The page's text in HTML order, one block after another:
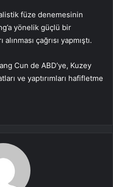
füze denemesinin
yönelik güçlü bir
çağrısı yapmıştı.
Cun de ABD’ye, Kuzey
ve yaptırımları hafifletme